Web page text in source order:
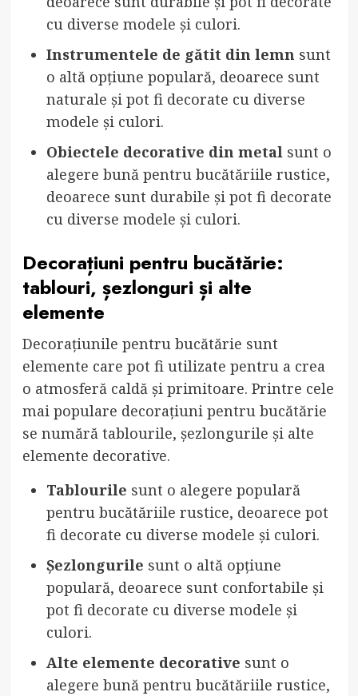
cu diverse modele și culori.
Instrumentele de gătit din lemn sunt
o altă opțiune populară, deoarece sunt
naturale și pot fi decorate cu diverse
modele și culori.
Obiectele decorative din metalsunt o
alegere bună pentru bucătăriile rustice,
deoarece sunt durabile și pot fi decorate
cu diverse modele și culori.
Decorațiuni pentru bucătărie:
tablouri, șezlonguri și alte
elemente
Decorațiunile pentru bucătărie sunt
elemente care pot fi utilizate pentru a crea
o atmosferă caldă și primitoare. Printre cele
mai populare decorațiuni pentru bucătărie
se numără tablourile, șezlongurile și alte
elemente decorative.
Tablourile sunt o alegere populară
pentru bucătăriile rustice, deoarece pot
fi decorate cu diverse modele și culori.
Șezlongurile sunt o altă opțiune
populară, deoarece sunt confortabile și
pot fi decorate cu diverse modele și
culori.
Alte elemente decorative sunt o
alegere bună pentru bucătăriile rustice,